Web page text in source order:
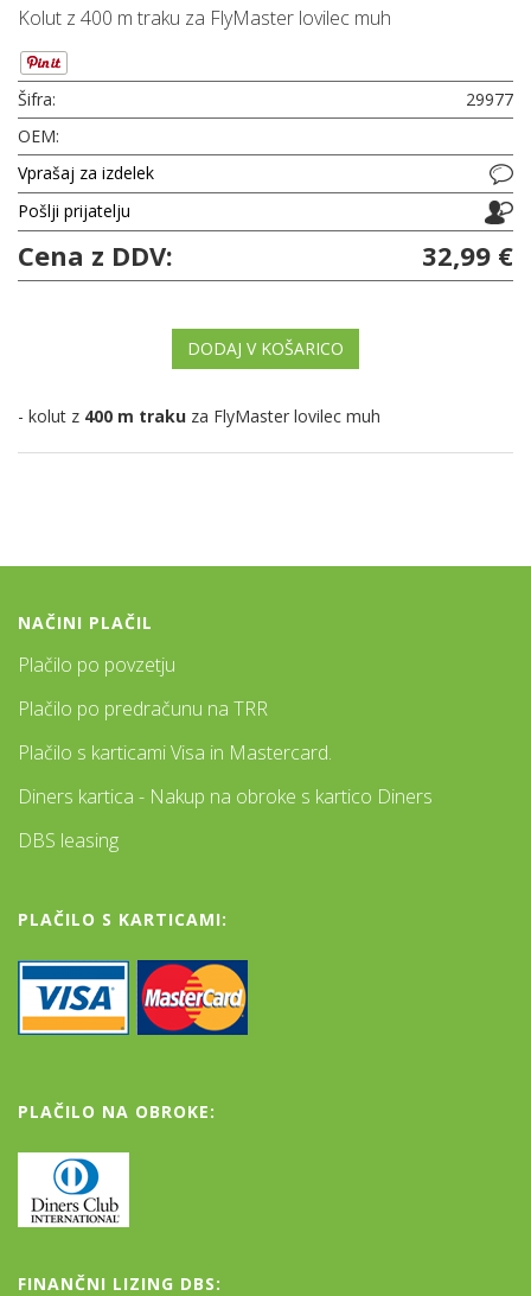
Kolut z 400 m traku za FlyMaster lovilec muh
Šifra:
29977
OEM:
Vprašaj za izdelek
Pošlji prijatelju
Cena z DDV: 32,99 €
DODAJ V KOŠARICO
- kolut z 400 m traku za FlyMaster lovilec muh
NAČINI PLAČIL
Plačilo po povzetju
Plačilo po predračunu na TRR
Plačilo s karticami Visa in Mastercard.
Diners kartica - Nakup na obroke s kartico Diners
DBS leasing
PLAČILO S KARTICAMI:
PLAČILO NA OBROKE:
FINANČNI LIZING DBS: